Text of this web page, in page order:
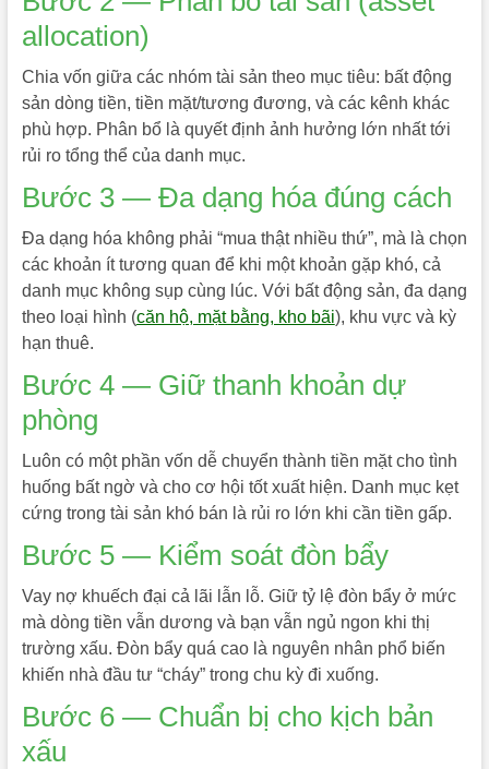
allocation)
Chia vốn giữa các nhóm tài sản theo mục tiêu: bất động
sản dòng tiền, tiền mặt/tương đương, và các kênh khác
phù hợp. Phân bổ là quyết định ảnh hưởng lớn nhất tới
rủi ro tổng thể của danh mục.
Bước 3 — Đa dạng hóa đúng cách
Đa dạng hóa không phải “mua thật nhiều thứ”, mà là chọn
các khoản ít tương quan để khi một khoản gặp khó, cả
danh mục không sụp cùng lúc. Với bất động sản, đa dạng
theo loại hình (căn hộ, mặt bằng, kho bãi), khu vực và kỳ
hạn thuê.
Bước 4 — Giữ thanh khoản dự
phòng
Luôn có một phần vốn dễ chuyển thành tiền mặt cho tình
huống bất ngờ và cho cơ hội tốt xuất hiện. Danh mục kẹt
cứng trong tài sản khó bán là rủi ro lớn khi cần tiền gấp.
Bước 5 — Kiểm soát đòn bẩy
Vay nợ khuếch đại cả lãi lẫn lỗ. Giữ tỷ lệ đòn bẩy ở mức
mà dòng tiền vẫn dương và bạn vẫn ngủ ngon khi thị
trường xấu. Đòn bẩy quá cao là nguyên nhân phổ biến
khiến nhà đầu tư “cháy” trong chu kỳ đi xuống.
Bước 6 — Chuẩn bị cho kịch bản
xấu